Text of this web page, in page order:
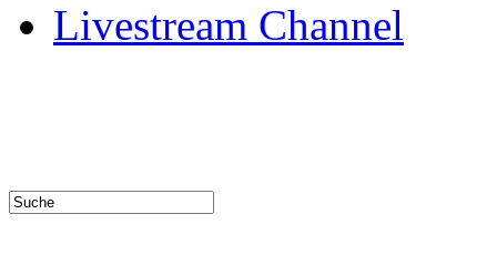
Livestream Channel